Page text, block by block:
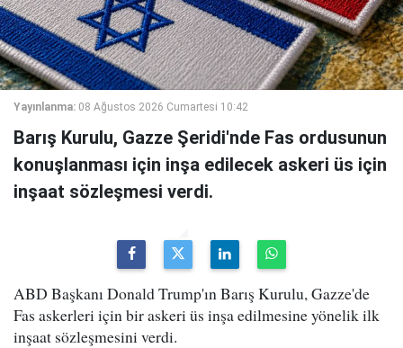
Yayınlanma: 08 Ağustos 2026 Cumartesi 10:42
Barış Kurulu, Gazze Şeridi'nde Fas ordusunun
konuşlanması için inşa edilecek askeri üs için
inşaat sözleşmesi verdi.
ABD Başkanı Donald Trump'ın Barış Kurulu, Gazze'de
Fas askerleri için bir askeri üs inşa edilmesine yönelik ilk
inşaat sözleşmesini verdi.